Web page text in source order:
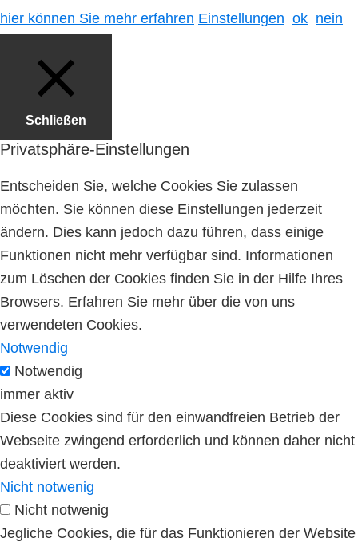
hier können Sie mehr erfahren Einstellungen ok nein
Schließen
Privatsphäre-Einstellungen
Entscheiden Sie, welche Cookies Sie zulassen
möchten. Sie können diese Einstellungen jederzeit
ändern. Dies kann jedoch dazu führen, dass einige
Funktionen nicht mehr verfügbar sind. Informationen
zum Löschen der Cookies finden Sie in der Hilfe Ihres
Browsers. Erfahren Sie mehr über die von uns
verwendeten Cookies.
Notwendig
Notwendig
immer aktiv
Diese Cookies sind für den einwandfreien Betrieb der
Webseite zwingend erforderlich und können daher nicht
deaktiviert werden.
Nicht notwenig
Nicht notwenig
Jegliche Cookies, die für das Funktionieren der Website